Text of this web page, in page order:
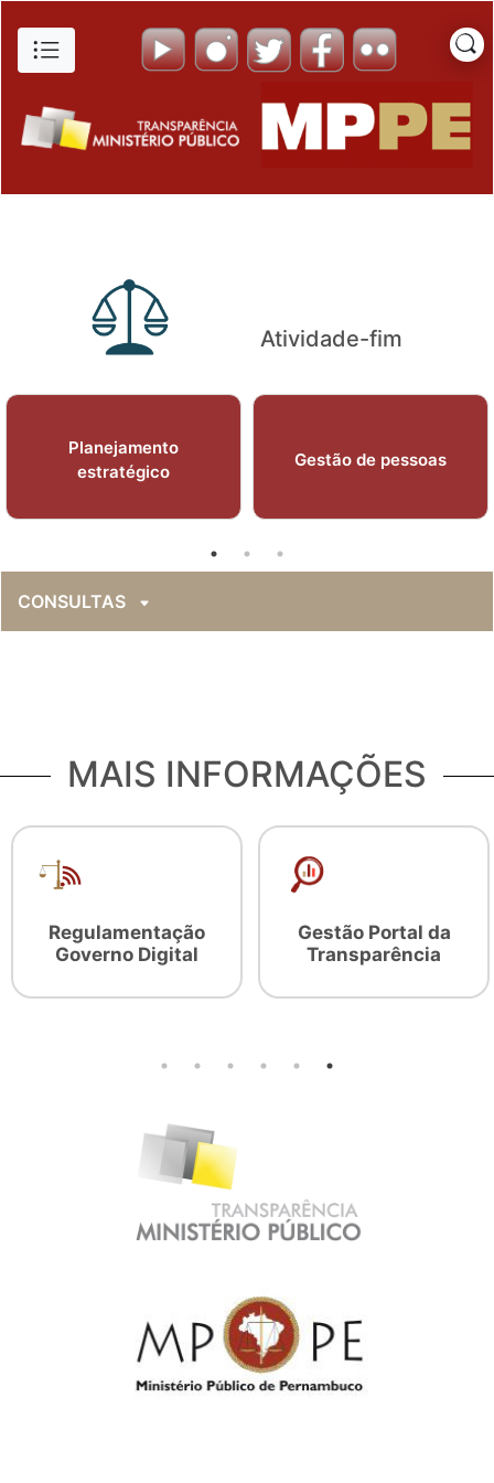
Consulta de Procedimentos
Atividade-fim
Planejamento
estratégico
Gestão de pessoas
CONSULTAS
MAIS INFORMAÇÕES
Regulamentação
Governo Digital
Gestão Portal da
Transparência